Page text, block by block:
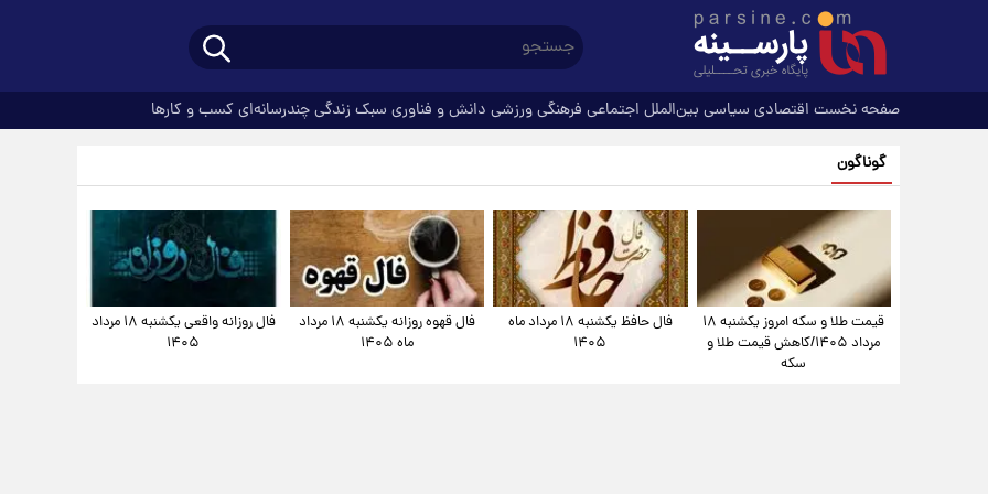
صفحه نخست اقتصادی سیاسی بین‌الملل اجتماعی فرهنگیورزشی دانش و فناوری سبک زندگیچندرسانه‌ای کسب و کارها
گوناگون
قیمت طلا و سکه امروز یکشنبه ۱۸
مرداد ۱۴۰۵/کاهش قیمت طلا و
سکه
فال حافظ یکشنبه ۱۸ مرداد ماه
۱۴۰۵
فال قهوه روزانه یکشنبه ۱۸ مرداد
ماه ۱۴۰۵
فال روزانه واقعی یکشنبه ۱۸ مرداد
۱۴۰۵